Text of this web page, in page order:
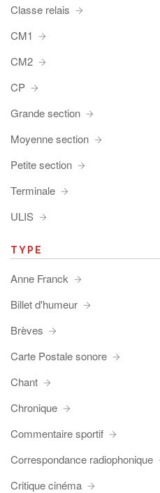
Classe relais
CM1
CM2
CP
Grande section
Moyenne section
Petite section
Terminale
ULIS
TYPE
Anne Franck
Billet d'humeur
Brèves
Carte Postale sonore
Chant
Chronique
Commentaire sportif
Correspondance radiophonique
Critique cinéma